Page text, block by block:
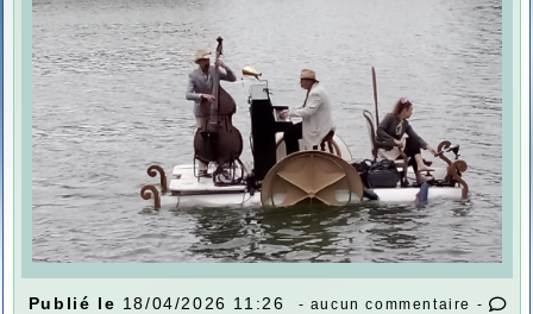
Publié le 18/04/2026 11:26 - aucun commentaire -